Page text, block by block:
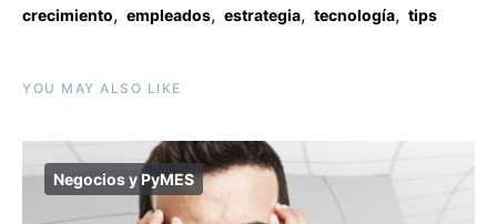
crecimiento, empleados, estrategia, tecnología, tips
YOU MAY ALSO LIKE
Negocios y PyMES